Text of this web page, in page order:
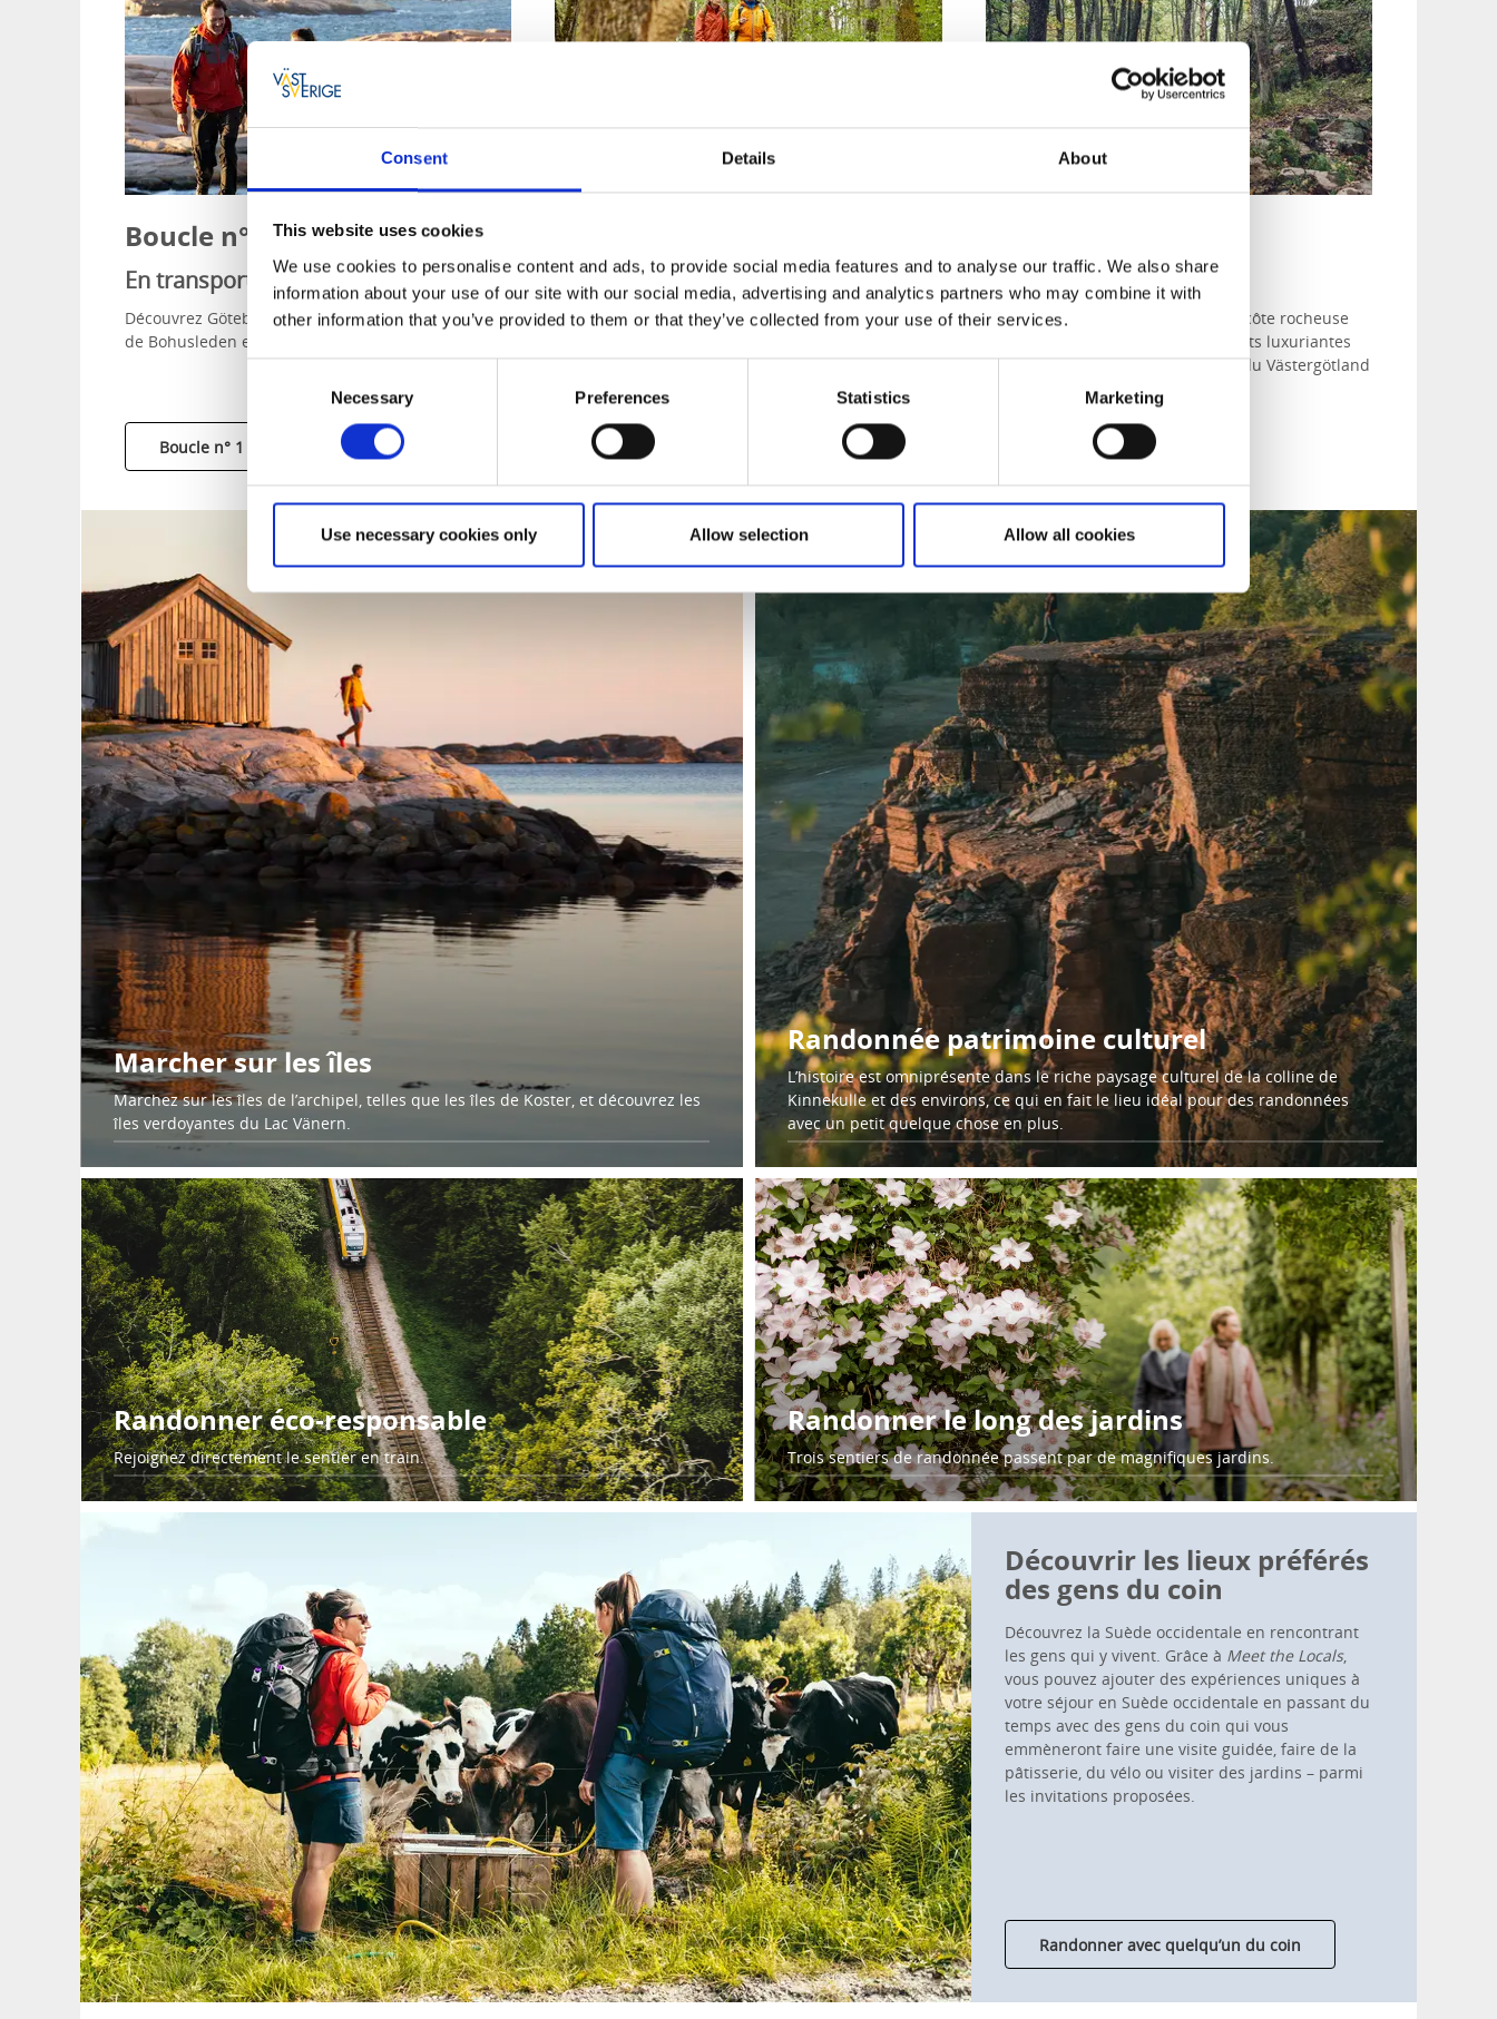
Consent Details About
This website uses cookies
We use cookies to personalise content and ads, to provide social media features and to analyse our traffic. We also share
information about your use of our site with our social media, advertising and analytics partners who may combine it with
other information that you’ve provided to them or that they’ve collected from your use of their services.
Necessary Preferences Statistics Marketing
Use necessary cookies only Allow selection Allow all cookies
Boucle n° 1
En transports en commun
Découvrez Göteborg et les sentiers de randonnée
de Bohusleden et de Kuststigen.
Boucle n° 1
En transports en commun
Rafraîchissez vos sens en plongeant dans de
en fleurs et de sommets du haut desquels vous
pourrez contempler des vu...
Boucle n° 2
En voiture
Cet itinéraire vous emmène sur la côte rocheuse
du Bohuslän, en traversant les forêts luxuriantes
du Dalsland et le paysage dégagé du Västergötland
Boucle n° 3
Marcher sur les îles
Marchez sur les îles de l’archipel, telles que les îles de Koster, et découvrez les
îles verdoyantes du Lac Vänern.
Randonnée patrimoine culturel
L’histoire est omniprésente dans le riche paysage culturel de la colline de
Kinnekulle et des environs, ce qui en fait le lieu idéal pour des randonnées
avec un petit quelque chose en plus.
Randonner éco-responsable
Rejoignez directement le sentier en train.
Randonner le long des jardins
Trois sentiers de randonnée passent par de magnifiques jardins.
Découvrir les lieux préférés
des gens du coin
Découvrez la Suède occidentale en rencontrant
les gens qui y vivent. Grâce à Meet the Locals,
vous pouvez ajouter des expériences uniques à
votre séjour en Suède occidentale en passant du
temps avec des gens du coin qui vous
emmèneront faire une visite guidée, faire de la
pâtisserie, du vélo ou visiter des jardins – parmi
les invitations proposées.
Randonner avec quelqu’un du coin